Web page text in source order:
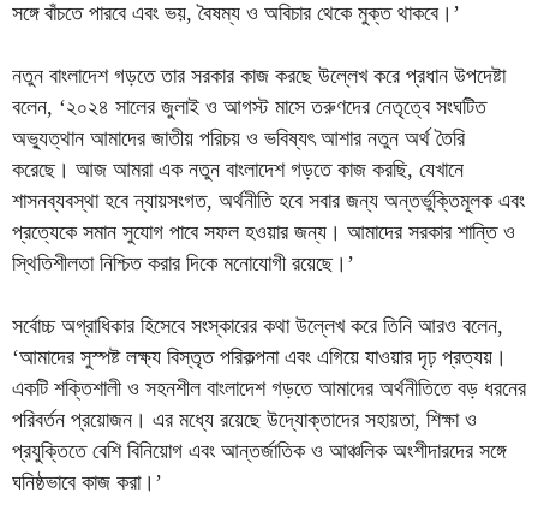
সঙ্গে বাঁচতে পারবে এবং ভয়, বৈষম্য ও অবিচার থেকে মুক্ত থাকবে।’
নতুন বাংলাদেশ গড়তে তার সরকার কাজ করছে উল্লেখ করে প্রধান উপদেষ্টা
বলেন, ‘২০২৪ সালের জুলাই ও আগস্ট মাসে তরুণদের নেতৃত্বে সংঘটিত
অভ্যুত্থান আমাদের জাতীয় পরিচয় ও ভবিষ্যৎ আশার নতুন অর্থ তৈরি
করেছে। আজ আমরা এক নতুন বাংলাদেশ গড়তে কাজ করছি, যেখানে
শাসনব্যবস্থা হবে ন্যায়সংগত, অর্থনীতি হবে সবার জন্য অন্তর্ভুক্তিমূলক এবং
প্রত্যেকে সমান সুযোগ পাবে সফল হওয়ার জন্য। আমাদের সরকার শান্তি ও
স্থিতিশীলতা নিশ্চিত করার দিকে মনোযোগী রয়েছে।’
সর্বোচ্চ অগ্রাধিকার হিসেবে সংস্কারের কথা উল্লেখ করে তিনি আরও বলেন,
‘আমাদের সুস্পষ্ট লক্ষ্য বিস্তৃত পরিকল্পনা এবং এগিয়ে যাওয়ার দৃঢ় প্রত্যয়।
একটি শক্তিশালী ও সহনশীল বাংলাদেশ গড়তে আমাদের অর্থনীতিতে বড় ধরনের
পরিবর্তন প্রয়োজন। এর মধ্যে রয়েছে উদ্যোক্তাদের সহায়তা, শিক্ষা ও
প্রযুক্তিতে বেশি বিনিয়োগ এবং আন্তর্জাতিক ও আঞ্চলিক অংশীদারদের সঙ্গে
ঘনিষ্ঠভাবে কাজ করা।’